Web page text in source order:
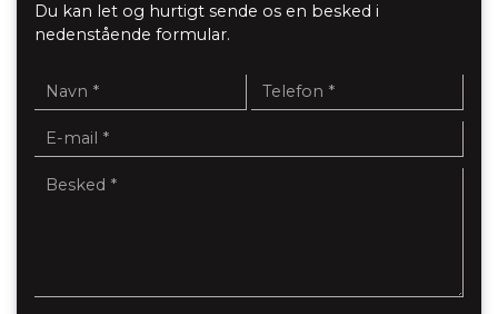
Du kan let og hurtigt sende os en besked i
nedenstående formular.